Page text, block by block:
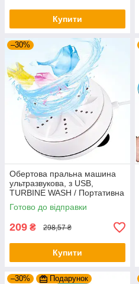
Купити
–30%
Обертова пральна машина
ультразвукова, з USB,
TURBINE WASH / Портативна
пральна машинка
Готово до відправки
209 ₴ 298,57 ₴
Купити
–30% Подарунок